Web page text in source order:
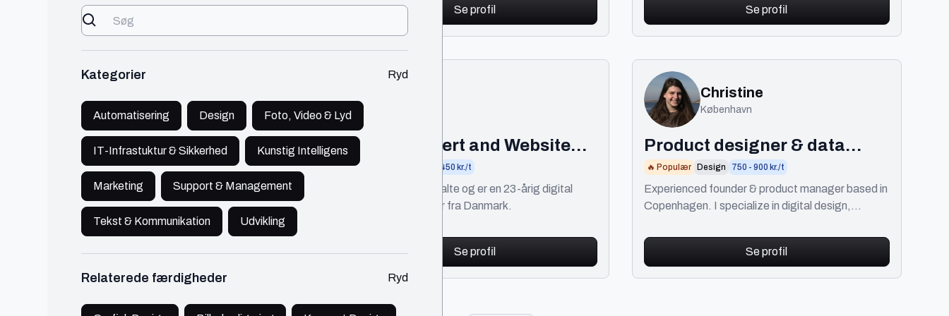
Kategorier Ryd
Automatisering Design
Foto, Video & Lyd
IT-Infrastuktur & Sikkerhed
Kunstig Intelligens
Marketing
Support & Management
Tekst & Kommunikation
Udvikling
Relaterede færdigheder Ryd
Se profil
Se profil
Se profil
Aarhus
Animator/illustrator
🔥 Populær Design 450 - 600 kr./t
Julie er en freelance Animator/illustrator fra
Aarhus
Se profil
Digital Expert and Website
Developer
🔥 Populær 300 - 450 kr./t
Hej! Jeg hedder Jalte og er en 23-årig digital
ekspert og udvikler fra Danmark.
Se profil
Christine
København
Product designer & data
analyst
🔥 Populær Design 750 - 900 kr./t
Experienced founder & product manager based in
Copenhagen. I specialize in digital design,
UI/UX & data.
Se profil